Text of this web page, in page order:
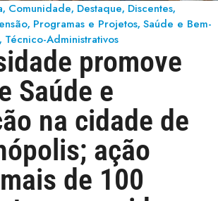
, Comunidade, Destaque, Discentes,
, Programas e Projetos,Saúde e Bem-
, Técnico-Administrativos
promove
Saúde e
na cidade de
ação
de 100